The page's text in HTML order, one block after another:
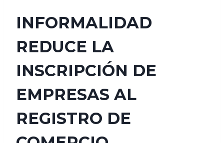
INFORMALIDAD
REDUCE LA
INSCRIPCIÓN DE
EMPRESAS AL
REGISTRO DE